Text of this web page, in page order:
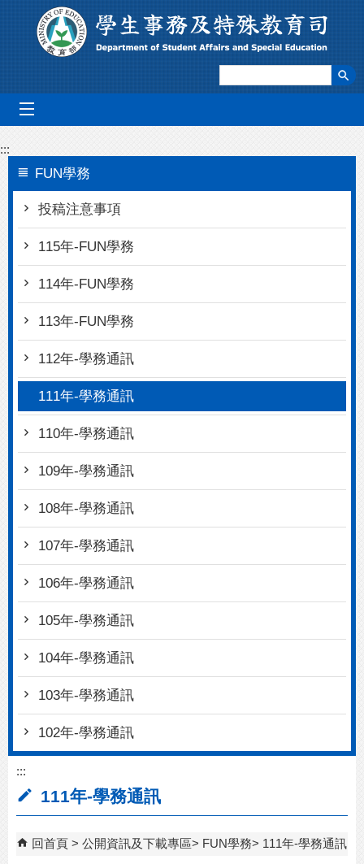
跳到主要內容區塊
:::
FUN學務
投稿注意事項
115年-FUN學務
114年-FUN學務
113年-FUN學務
112年-學務通訊
111年-學務通訊
110年-學務通訊
109年-學務通訊
108年-學務通訊
107年-學務通訊
106年-學務通訊
105年-學務通訊
104年-學務通訊
103年-學務通訊
102年-學務通訊
:::
111年-學務通訊
回首頁 公開資訊及下載專區 FUN學務 111年-學務通訊